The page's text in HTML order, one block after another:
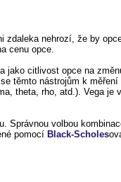
zdaleka nehrozí, že by
cenu opce.
jako citlivost opce na
těmto nástrojům k
theta, rho, atd.). Vega je
u. Správnou volbou
pomocíBlack-Scholes